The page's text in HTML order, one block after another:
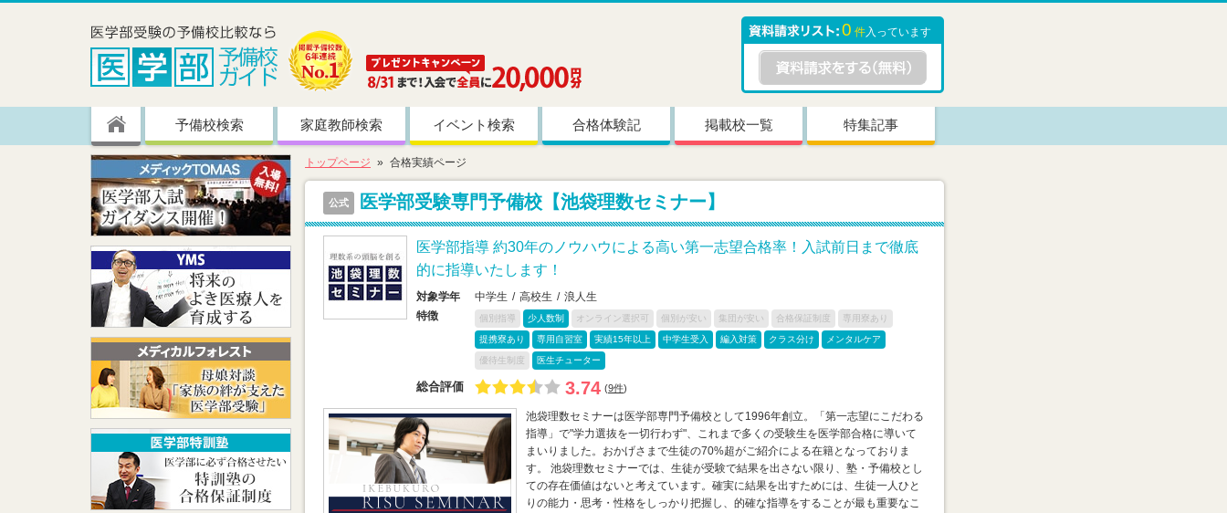
0 件入っています
予備校検索 家庭教師検索 イベント検索 合格体験記 掲載校一覧 特集記事
トップページ 合格実績ページ
公式 医学部受験専門予備校【池袋理数セミナー】
医学部指導 約30年のノウハウによる高い第一志望合格率！入試前日まで徹底
的に指導いたします！
対象学年 中学生 高校生
浪人生
特徴
個別指導 少人数制 オンライン選択可 個別が安い 集団が安い 合格保証制度 専用寮あり
提携寮あり 専用自習室 実績15年以上 中学生受入 編入対策 クラス分け メンタルケア
優待生制度 医生チューター
総合評価 3.74 (9件)
池袋理数セミナーは医学部専門予備校として1996年創立。「第一志望にこだわる
指導」で"学力選抜を一切行わず"、これまで多くの受験生を医学部合格に導いて
まいりました。おかげさまで生徒の70%超がご紹介による在籍となっておりま
す。 池袋理数セミナーでは、生徒が受験で結果を出さない限り、塾・予備校とし
ての存在価値はないと考えています。確実に結果を出すためには、生徒一人ひと
りの能力・思考・性格をしっかり把握し、的確な指導をすることが最も重要なこ